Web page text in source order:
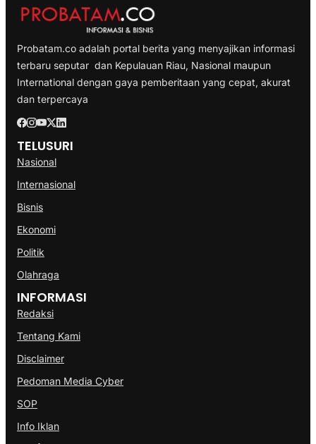
Probatam.co adalah portal berita yang menyajikan informasi
terbaru seputar dan Kepulauan Riau, Nasional maupun
International dengan gaya pemberitaan yang cepat, akurat
dan terpercaya
TELUSURI
Nasional
Internasional
Bisnis
Ekonomi
Politik
Olahraga
INFORMASI
Redaksi
Tentang Kami
Disclaimer
Pedoman Media Cyber
SOP
Info Iklan